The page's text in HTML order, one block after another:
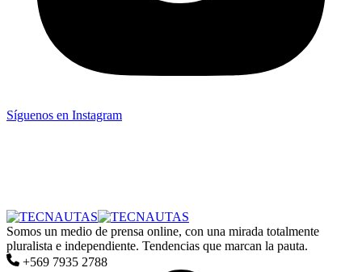
Síguenos en Instagram
Somos un medio de prensa online, con una mirada totalmente
pluralista e independiente. Tendencias que marcan la pauta.
+569 7935 2788